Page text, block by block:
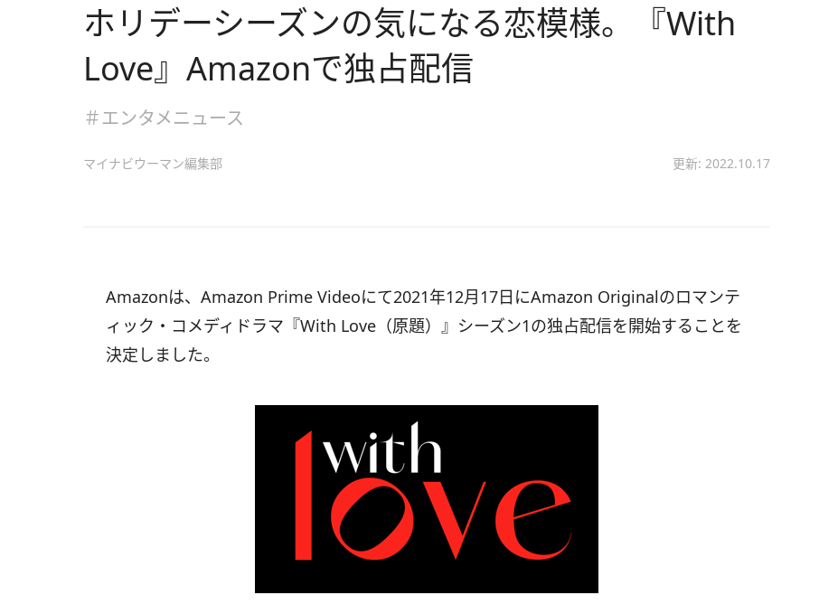
ホリデーシーズンの気になる恋模様。『With
Love』Amazonで独占配信
＃エンタメニュース
マイナビウーマン編集部 更新: 2022.10.17
Amazonは、Amazon Prime Videoにて2021年12月17日にAmazon Originalのロマンテ
ィック・コメディドラマ『With Love（原題）』シーズン1の独占配信を開始することを
決定しました。